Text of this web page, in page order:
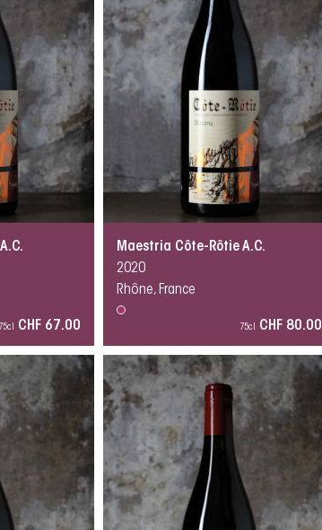
75cl CHF 67.00
Maestria Côte-Rôtie A.C.
2020
Rhône, France
75cl CHF 80.00